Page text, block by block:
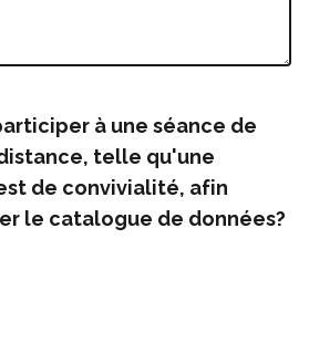
à une séance de
telle qu'une
de convivialité, afin
le catalogue de données?